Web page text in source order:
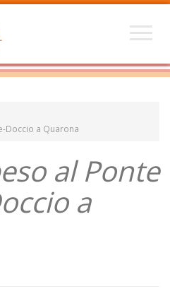
Doccio a Quarona
al Ponte
a